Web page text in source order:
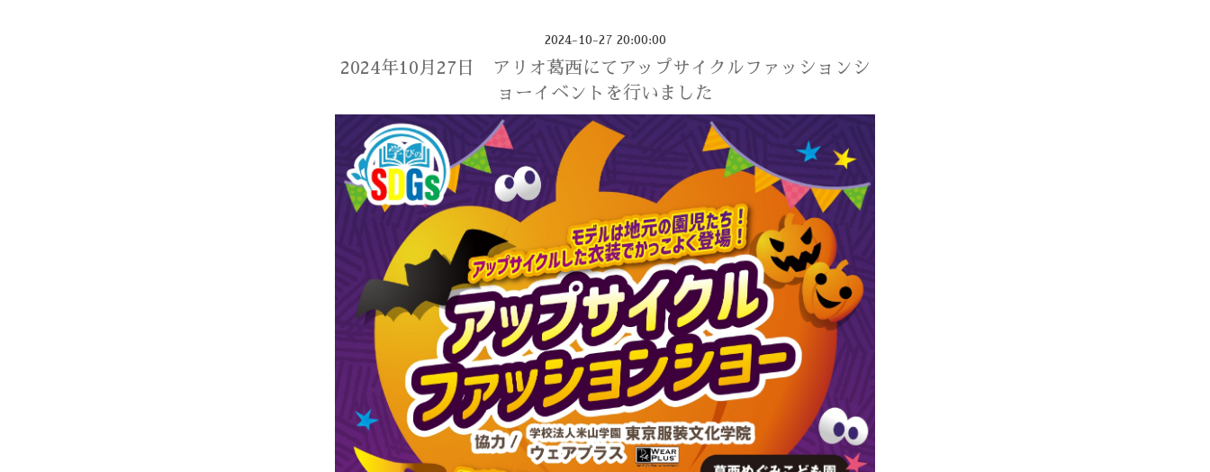
2024-10-27 20:00:00
2024年10月27日 アリオ葛西にてアップサイクルファッションシ
ョーイベントを行いました